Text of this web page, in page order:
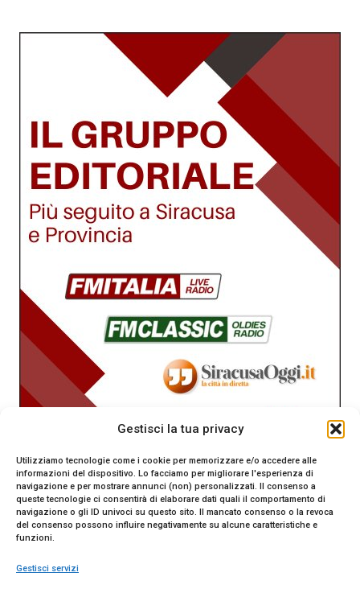
Gestisci la tua privacy
Utilizziamo tecnologie come i cookie per memorizzare e/o accedere alle
informazioni del dispositivo. Lo facciamo per migliorare l'esperienza di
navigazione e per mostrare annunci (non) personalizzati. Il consenso a
queste tecnologie ci consentirà di elaborare dati quali il comportamento di
navigazione o gli ID univoci su questo sito. Il mancato consenso o la revoca
del consenso possono influire negativamente su alcune caratteristiche e
funzioni.
Gestisci servizi